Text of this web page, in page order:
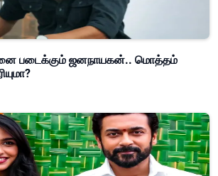
படைக்கும் ஜனநாயகன்.. மொத்தம்